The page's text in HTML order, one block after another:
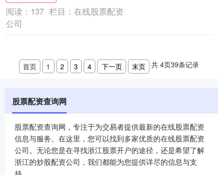
阅读： 137 栏目： 在线股票配资
公司
首页 1 2 3 4 下一页 末页 共4页39条记录
股票配资查询网
股票配资查询网，专注于为交易者提供最新的在线股票配资
信息与服务。在这里，您可以找到多家优质的在线股票配资
公司。无论您是在寻找浙江股票开户的途径，还是希望了解
浙江的炒股配资公司，我们都能为您提供详尽的信息与支